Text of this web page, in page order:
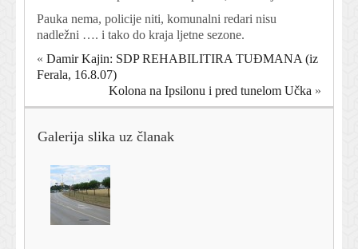
Pauka nema, policije niti, komunalni redari nisu
nadležni …. i tako do kraja ljetne sezone.
« Damir Kajin: SDP REHABILITIRA TUĐMANA (iz
Ferala, 16.8.07)
Kolona na Ipsilonu i pred tunelom Učka »
Galerija slika uz članak